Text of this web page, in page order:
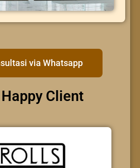
via Whatsapp
Client